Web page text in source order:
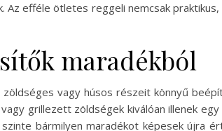
Az efféle ötletes reggeli nemcsak
maradékból
vagy húsos részeit könnyű
grillezett zöldségek kiválóan illenek
bármilyen maradékot képesek újra